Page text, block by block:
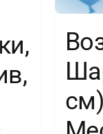
см)